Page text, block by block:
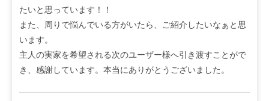
たいと思っています！！
また、周りで悩んでいる方がいたら、ご紹介したいなぁと思
います。
主人の実家を希望される次のユーザー様へ引き渡すことがで
き、感謝しています。本当にありがとうございました。